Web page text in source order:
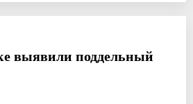
выявили поддельный